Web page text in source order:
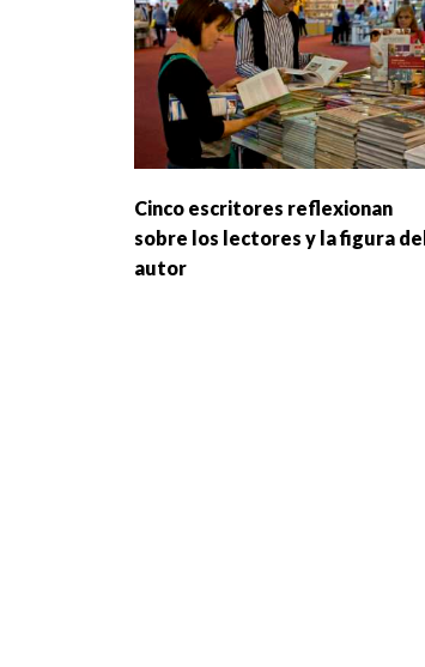
Cinco escritores reflexionan
sobre los lectores y la figura del
autor